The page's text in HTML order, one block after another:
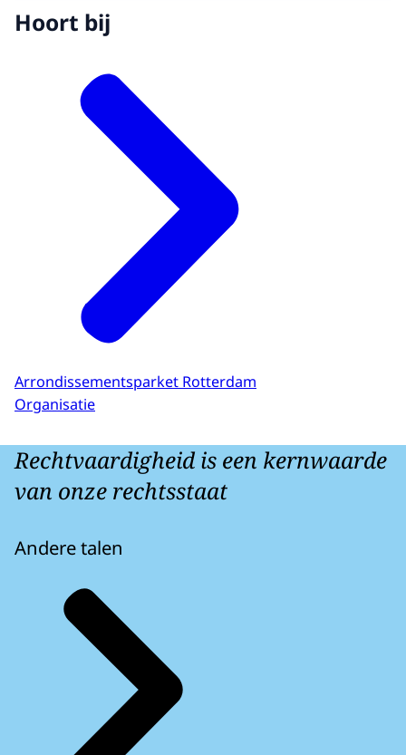
Hoort bij
Arrondissementsparket Rotterdam
Organisatie
Rechtvaardigheid is een kernwaarde
van onze rechtsstaat
Andere talen